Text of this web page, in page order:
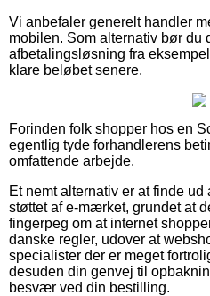
Vi anbefaler generelt handler
mobilen. Som alternativ bør du
afbetalingsløsning fra
klare beløbet senere.
Forinden folk shopper hos en
egentlig tyde forhandlerens
omfattende arbejde.
Et nemt alternativ er at finde
støttet af e-mærket, grundet at
fingerpeg om at internet
danske regler, udover at
specialister der er meget
desuden din genvej til
besvær ved din bestilling.